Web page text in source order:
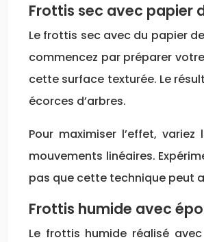
Frottis sec avec papier
Le frottis sec avec du papier
commencez par préparer
cette surface texturée. Le
écorces d’arbres.
Pour maximiser l’effet,
mouvements linéaires.
pas que cette technique peut
Frottis humide avec
Le frottis humide réalisé